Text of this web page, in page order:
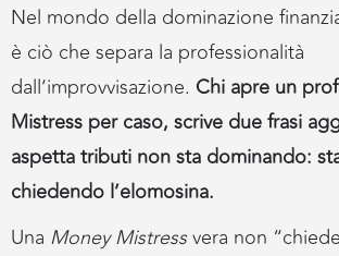
Nel mondo della dominazione
è ciò che separa la professionalità
dall’improvvisazione. Chi apre un
Mistress per caso, scrive due frasi
aspetta tributi non sta dominando:
chiedendo l’elomosina.
Una Money Mistressvera non